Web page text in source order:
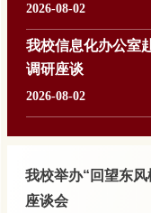
源与何勤华工作室平台
教育共同体。虞潇浩在致
的群体，法制史教育是厚
传统法律文化，是青少年
后标志性国际法治实践，
开庭80周年，重温这段
改的重点化之间的张力，
诉讼法修改中高质量完善
就最新修改的课题研究成
题改稿研讨会。来自西南
院、上海市浦东新区人
高校代表、实务部门代表
题组负责人、我校青少
梳理系统性少年司法思维
此同时，也应当看到，从
2026-08-02
2026年7月24日下午，长
举办。本次会议由上海市
自教育部、江苏、浙江、
责同志，以及上海交通大
学院的专家学者参与了
发展与教育治理现代化
特色管理。会议不仅从理
纳思路，还探讨了多部门
体制改革与法治建设、实
我校信息化办公室
调研座谈
2026-08-02
为对标高校数智化建设
智化工程中心）主任吕淑
流。座谈伊始，吕淑艳主
我校举办“回望东
座谈会